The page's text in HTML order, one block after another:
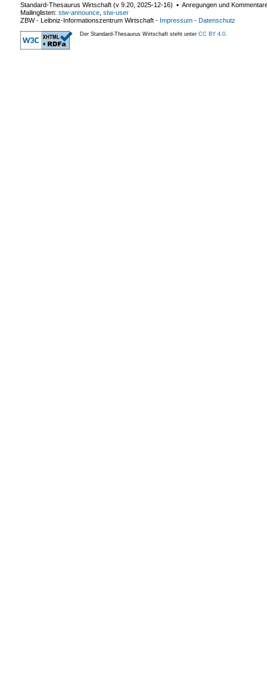
Standard-Thesaurus Wirtschaft (v 9.20 2025-12-16) ▪ Anregungen und
Mailinglisten: stw-announce stw-user
ZBW - Leibniz-Informationszentrum Wirtschaft - Impressum - Datenschutz
Der Standard-Thesaurus Wirtschaft steht unter CC BY 4.0